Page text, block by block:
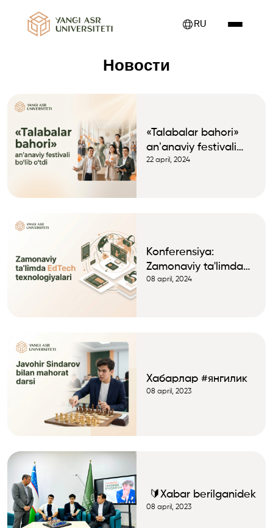
RU
Новости
«Talabalar bahori»
anʼanaviy festivali
bo‘lib o‘tdi
22 april, 2024
Konferensiya:
Zamonaviy ta'limda
EdTech
08 april, 2024
Хабарлар #янгилик
08 april, 2023
🔰Xabar berilganidek
08 april, 2023